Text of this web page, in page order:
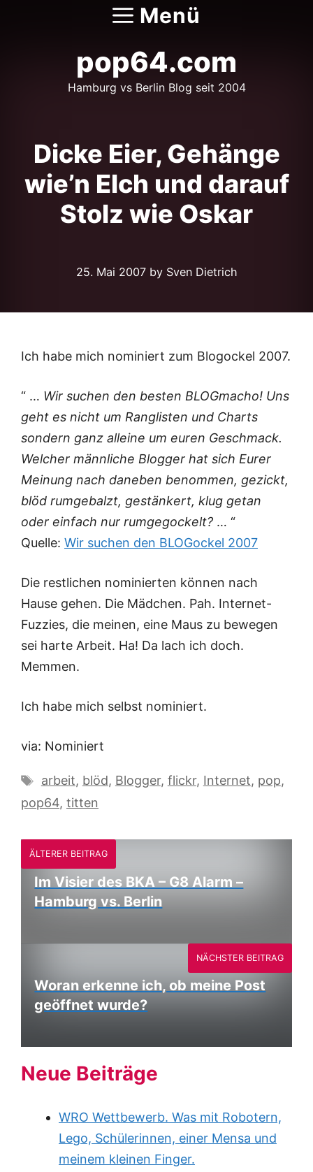
Menü
pop64.com
Hamburg vs Berlin Blog seit 2004
Dicke Eier, Gehänge
wie’n Elch und darauf
Stolz wie Oskar
25. Mai 2007by Sven Dietrich
Ich habe mich nominiert zum Blogockel 2007.
“ … Wir suchen den besten BLOGmacho! Uns
geht es nicht um Ranglisten und Charts
sondern ganz alleine um euren Geschmack.
Welcher männliche Blogger hat sich Eurer
Meinung nach daneben benommen, gezickt,
blöd rumgebalzt, gestänkert, klug getan
oder einfach nur rumgegockelt? … “
Quelle: Wir suchen den BLOGockel 2007
Die restlichen nominierten können nach
Hause gehen. Die Mädchen. Pah. Internet-
Fuzzies, die meinen, eine Maus zu bewegen
sei harte Arbeit. Ha! Da lach ich doch.
Memmen.
Ich habe mich selbst nominiert.
via: Nominiert
Schlagwörter
arbeit, blöd, Blogger, flickr, Internet, pop,
pop64, titten
ÄLTERER BEITRAG
Im Visier des BKA – G8 Alarm –
Hamburg vs. Berlin
Woran erkenne ich, ob meine Post
geöffnet wurde?
NÄCHSTER BEITRAG
Neue Beiträge
WRO Wettbewerb. Was mit Robotern,
Lego, Schülerinnen, einer Mensa und
meinem kleinen Finger.